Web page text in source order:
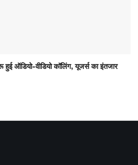
वीडियो कॉलिंग, यूजर्स का इंतजार